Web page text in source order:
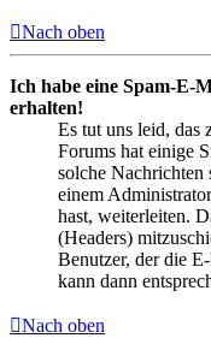
Nach oben
Ich habe eine Spam-E-
erhalten!
Es tut uns leid, das
Forums hat einige
solche Nachrichten
einem
hast, weiterleiten.
(Headers)
Benutzer, der die
kann dann
Nach oben